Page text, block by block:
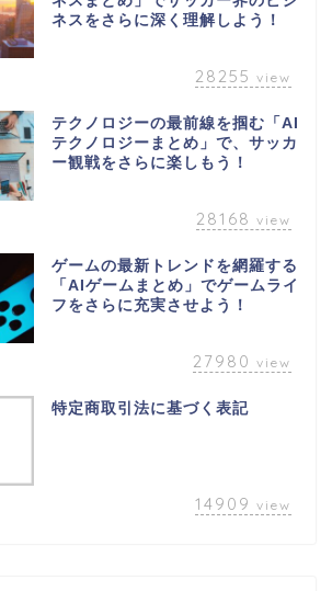
ネスをさらに深く理解しよう！
28255 view
テクノロジーの最前線を掴む「AI
テクノロジーまとめ」で、サッカ
ー観戦をさらに楽しもう！
28168 view
ゲームの最新トレンドを網羅する
「AIゲームまとめ」でゲームライ
フをさらに充実させよう！
27980 view
特定商取引法に基づく表記
14909 view